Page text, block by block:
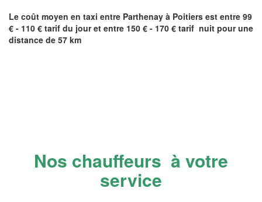
Le coût moyen en taxi entre Parthenay à Poitiers est entre 99
€ - 110 € tarif du jour et entre 150 € - 170 € tarif nuit pour une
distance de 57 km
Nos chauffeurs à votre
service